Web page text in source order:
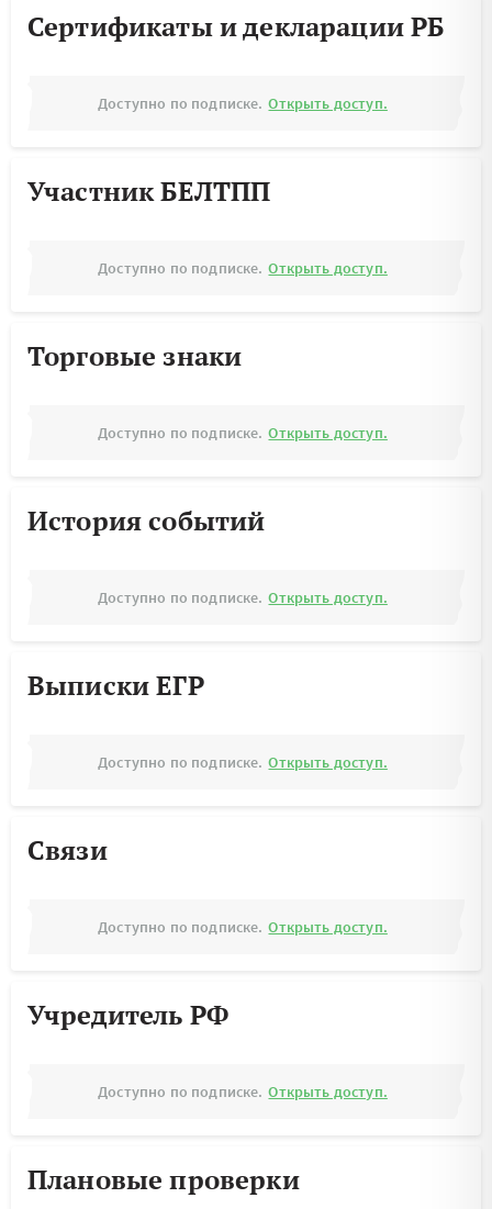
Сертификаты и декларации РБ
Доступно по подписке. Открыть доступ.
Участник БЕЛТПП
Доступно по подписке. Открыть доступ.
Торговые знаки
Доступно по подписке. Открыть доступ.
История событий
Доступно по подписке. Открыть доступ.
Выписки ЕГР
Доступно по подписке. Открыть доступ.
Связи
Доступно по подписке. Открыть доступ.
Учредитель РФ
Доступно по подписке. Открыть доступ.
Плановые проверки